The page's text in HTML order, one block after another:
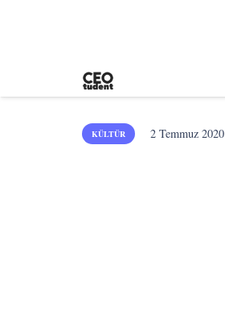
KÜLTÜR 2 Temmuz 2020